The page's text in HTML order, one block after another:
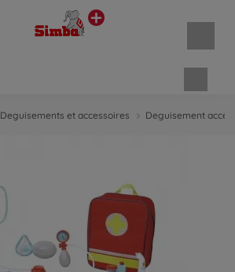
Deguisements et accessoires Deguisement